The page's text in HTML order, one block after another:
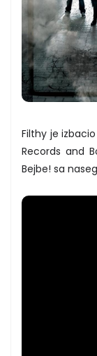
Filthy je
Records and
Bejbe! sa